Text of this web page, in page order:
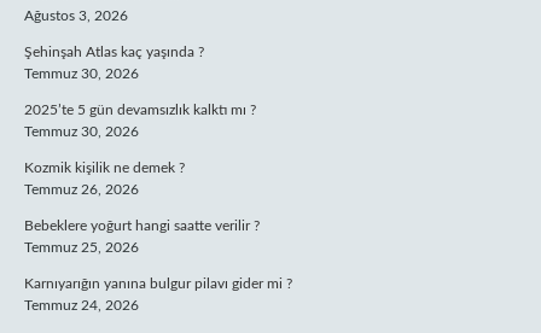
Ağustos 3, 2026
Şehinşah Atlas kaç yaşında ?
Temmuz 30, 2026
2025’te 5 gün devamsızlık kalktı mı ?
Temmuz 30, 2026
Kozmik kişilik ne demek ?
Temmuz 26, 2026
Bebeklere yoğurt hangi saatte verilir ?
Temmuz 25, 2026
Karnıyarığın yanına bulgur pilavı gider mi ?
Temmuz 24, 2026